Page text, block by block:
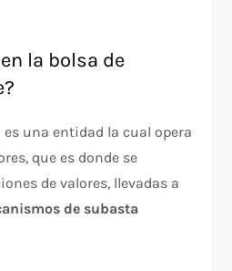
la bolsa de
es una entidad la cual opera
que es donde se
de valores, llevadas a
de subasta